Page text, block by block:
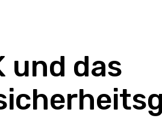
und das